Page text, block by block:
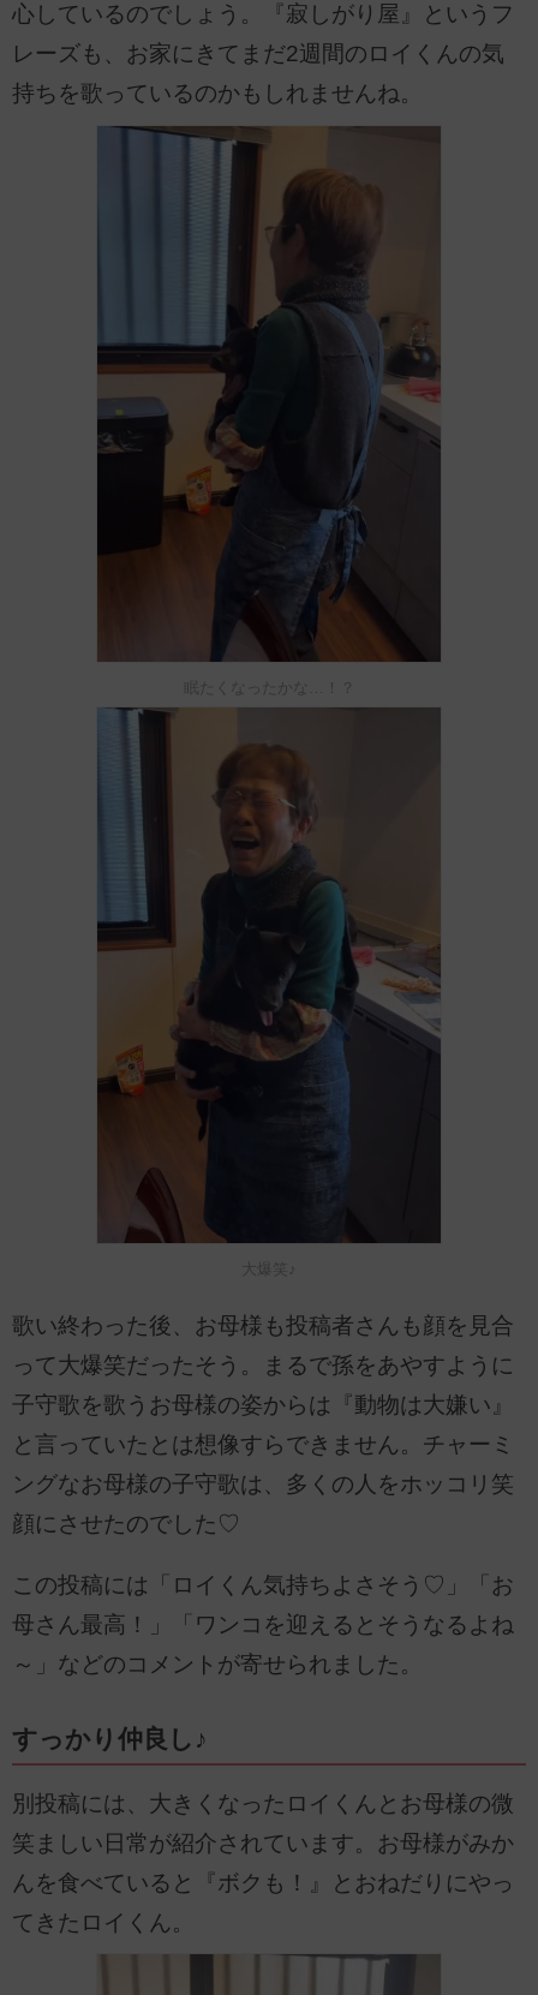
心しているのでしょう。『寂しがり屋』というフ
レーズも、お家にきてまだ2週間のロイくんの気
持ちを歌っているのかもしれませんね。
眠たくなったかな…！？
大爆笑♪
歌い終わった後、お母様も投稿者さんも顔を見合
って大爆笑だったそう。まるで孫をあやすように
子守歌を歌うお母様の姿からは『動物は大嫌い』
と言っていたとは想像すらできません。チャーミ
ングなお母様の子守歌は、多くの人をホッコリ笑
顔にさせたのでした♡
この投稿には「ロイくん気持ちよさそう♡」「お
母さん最高！」「ワンコを迎えるとそうなるよね
～」などのコメントが寄せられました。
すっかり仲良し♪
別投稿には、大きくなったロイくんとお母様の微
笑ましい日常が紹介されています。お母様がみか
んを食べていると『ボクも！』とおねだりにやっ
てきたロイくん。